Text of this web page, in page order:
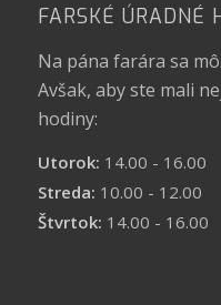
FARSKÉ ÚRADNÉ
Na pána farára sa
Avšak, aby ste mali
hodiny:
Utorok: 14.00 - 16.00
Streda: 10.00 - 12.00
Štvrtok: 14.00 - 16.00